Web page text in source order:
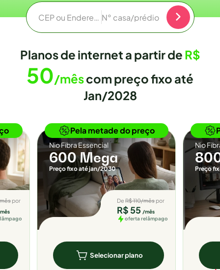
CEP ou EndereçoN° casa/prédio
Planos de internet a partir de R$
50/mêscom preço fixo até
Jan/2028
por
Novidade
Nio Fibra Essencial
600 Mega
Preço fixo até jan/2030
De R$ 110/mês por
R$ 55 /mês
oferta relâmpago
Selecionar plano
Pela metade do preço
Nio
Preço